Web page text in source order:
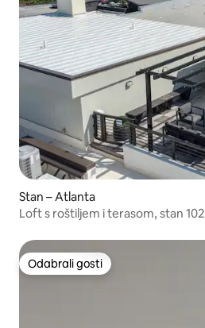
Stan – Atlanta
Loft s roštiljem i terasom, stan 102
Odabrali gosti
Odabrali gosti